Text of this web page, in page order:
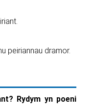
peiriannau dramor.
Rydym yn poeni